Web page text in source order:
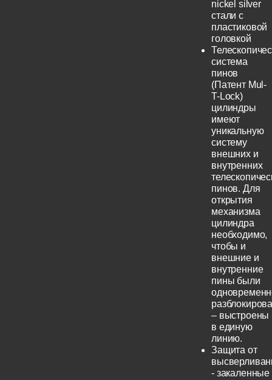
nickel silver
стали с
пластиковой
головкой
система
пинов
(Патент Mul-
T-Lock)
цилиндры
имеют
уникальную
систему
внешних и
внутренних
пинов. Для
открытия
механизма
цилиндра
необходимо,
чтобы и
внешние и
внутренние
пины были
– выстроены
в единую
линию.
Защита от
- закаленные